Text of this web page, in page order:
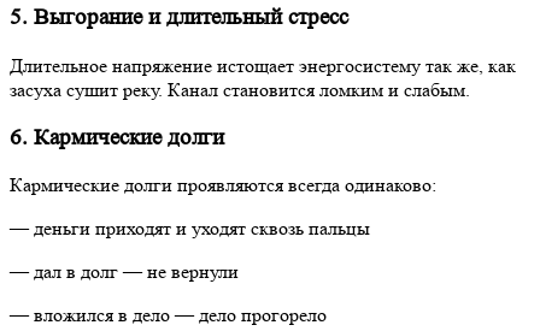
5. Выгорание и длительный стресс
Длительное напряжение истощает энергосистему так же, как
засуха сушит реку. Канал становится ломким и слабым.
6. Кармические долги
Кармические долги проявляются всегда одинаково:
— деньги приходят и уходят сквозь пальцы
— дал в долг — не вернули
— вложился в дело — дело прогорело